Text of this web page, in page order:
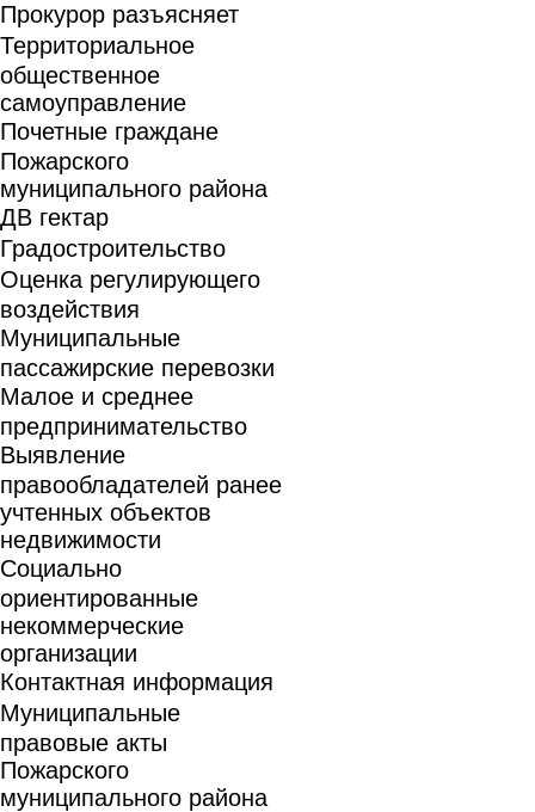
Прокурор разъясняет
Территориальное
общественное
самоуправление
Почетные граждане
Пожарского
муниципального района
ДВ гектар
Градостроительство
Оценка регулирующего
воздействия
Муниципальные
пассажирские перевозки
Малое и среднее
предпринимательство
Выявление
правообладателей ранее
учтенных объектов
недвижимости
Социально
ориентированные
некоммерческие
организации
Контактная информация
Муниципальные
правовые акты
Пожарского
муниципального района